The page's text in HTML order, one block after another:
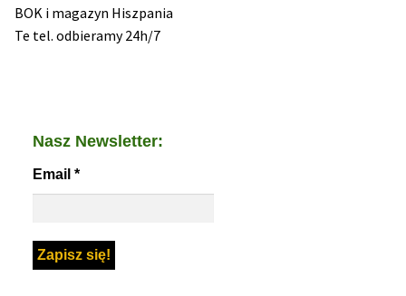
BOK i magazyn Hiszpania
Te tel. odbieramy 24h/7
Nasz Newsletter:
Email *